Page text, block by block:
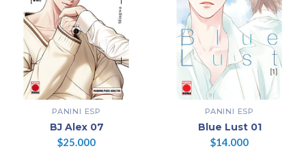
PANINI ESP
BJ Alex 07
$25.000
PANINI ESP
Blue Lust 01
$14.000